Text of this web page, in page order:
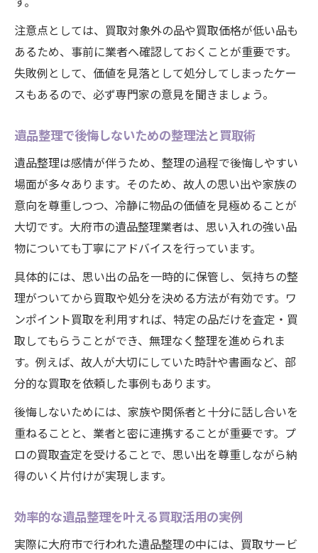
注意点としては、買取対象外の品や買取価格が低い品も
あるため、事前に業者へ確認しておくことが重要です。
失敗例として、価値を見落として処分してしまったケー
スもあるので、必ず専門家の意見を聞きましょう。
遺品整理で後悔しないための整理法と買取術
遺品整理は感情が伴うため、整理の過程で後悔しやすい
場面が多々あります。そのため、故人の思い出や家族の
意向を尊重しつつ、冷静に物品の価値を見極めることが
大切です。大府市の遺品整理業者は、思い入れの強い品
物についても丁寧にアドバイスを行っています。
具体的には、思い出の品を一時的に保管し、気持ちの整
理がついてから買取や処分を決める方法が有効です。ワ
ンポイント買取を利用すれば、特定の品だけを査定・買
取してもらうことができ、無理なく整理を進められま
す。例えば、故人が大切にしていた時計や書画など、部
分的な買取を依頼した事例もあります。
後悔しないためには、家族や関係者と十分に話し合いを
重ねることと、業者と密に連携することが重要です。プ
ロの買取査定を受けることで、思い出を尊重しながら納
得のいく片付けが実現します。
効率的な遺品整理を叶える買取活用の実例
実際に大府市で行われた遺品整理の中には、買取サービ